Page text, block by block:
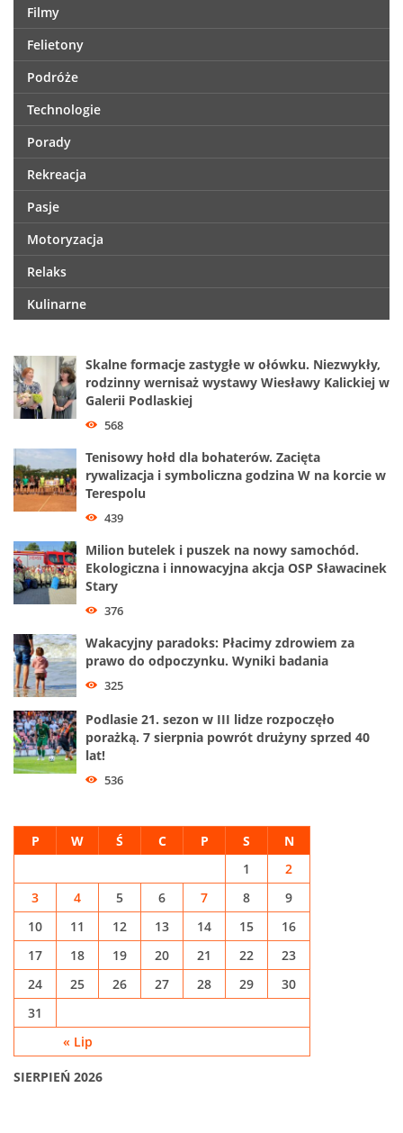
Filmy
Felietony
Podróże
Technologie
Porady
Rekreacja
Pasje
Motoryzacja
Relaks
Kulinarne
Skalne formacje zastygłe w ołówku. Niezwykły,
rodzinny wernisaż wystawy Wiesławy Kalickiej w
Galerii Podlaskiej
568
Tenisowy hołd dla bohaterów. Zacięta
rywalizacja i symboliczna godzina W na korcie w
Terespolu
439
Milion butelek i puszek na nowy samochód.
Ekologiczna i innowacyjna akcja OSP Sławacinek
Stary
376
Wakacyjny paradoks: Płacimy zdrowiem za
prawo do odpoczynku. Wyniki badania
325
Podlasie 21. sezon w III lidze rozpoczęło
porażką. 7 sierpnia powrót drużyny sprzed 40
lat!
536
SIERPIEŃ 2026
P W Ś C P S N
« Lip
1
2
3
4 5 6 7 8
9
10
11 12 13 14 15
16
17
18 19 20 21 22
23
24
25 26 27 28 29
30
31